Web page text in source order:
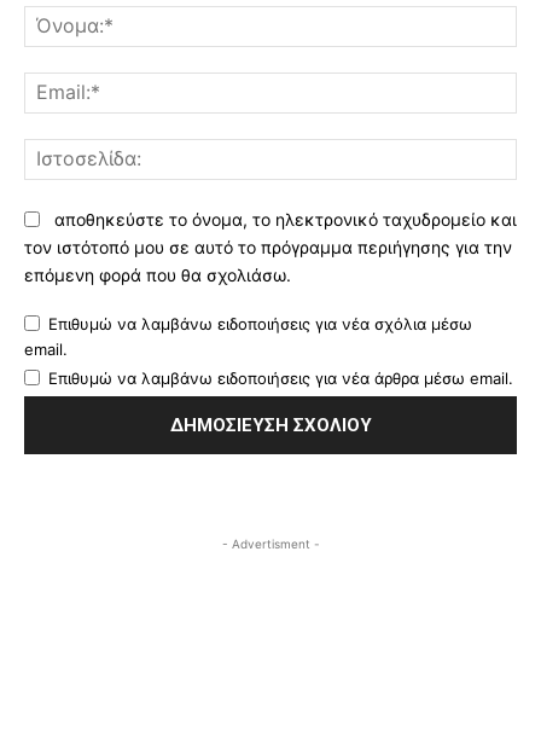
αποθηκεύστε το όνομα, το ηλεκτρονικό ταχυδρομείο και
τον ιστότοπό μου σε αυτό το πρόγραμμα περιήγησης για την
επόμενη φορά που θα σχολιάσω.
Επιθυμώ να λαμβάνω ειδοποιήσεις για νέα σχόλια μέσω
email.
Επιθυμώ να λαμβάνω ειδοποιήσεις για νέα άρθρα μέσω email.
- Advertisment -